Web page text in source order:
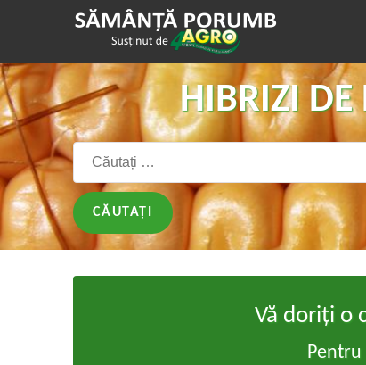
HIBRIZI DE
Căutați:
Vă doriți o